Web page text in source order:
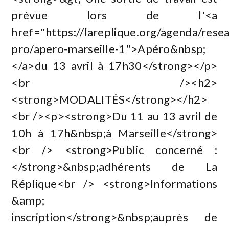
prévue lors de l'<a
href="https://lareplique.org/agenda/
pro/apero-marseille-1">Apéro&nbsp;
</a>du 13 avril à 17h30</strong></p>
<br /><h2>
<strong>MODALITÉS</strong></h2>
<br /><p><strong>Du 11 au 13 avril de
10h à 17h&nbsp;à Marseille</strong>
<br /> <strong>Public concerné :
</strong>&nbsp;adhérents de La
Réplique<br /> <strong>Informations
&amp;
inscription</strong>&nbsp;auprès de